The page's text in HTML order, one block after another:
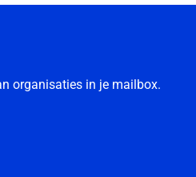
organisaties in je mailbox.